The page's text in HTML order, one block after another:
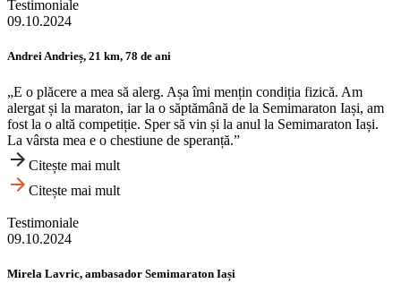
Testimoniale
09.10.2024
Andrei Andrieș, 21 km, 78 de ani
„E o plăcere a mea să alerg. Așa îmi mențin condiția fizică. Am
alergat și la maraton, iar la o săptămână de la Semimaraton Iași, am
fost la o altă competiție. Sper să vin și la anul la Semimaraton Iași.
La vârsta mea e o chestiune de speranță.”
Citește mai mult
Citește mai mult
Testimoniale
09.10.2024
Mirela Lavric, ambasador Semimaraton Iași